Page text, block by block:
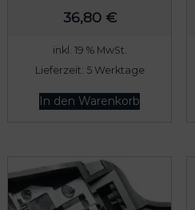
36,80 €
inkl. 19 % MwSt.
Lieferzeit: 5 Werktage
In den Warenkorb